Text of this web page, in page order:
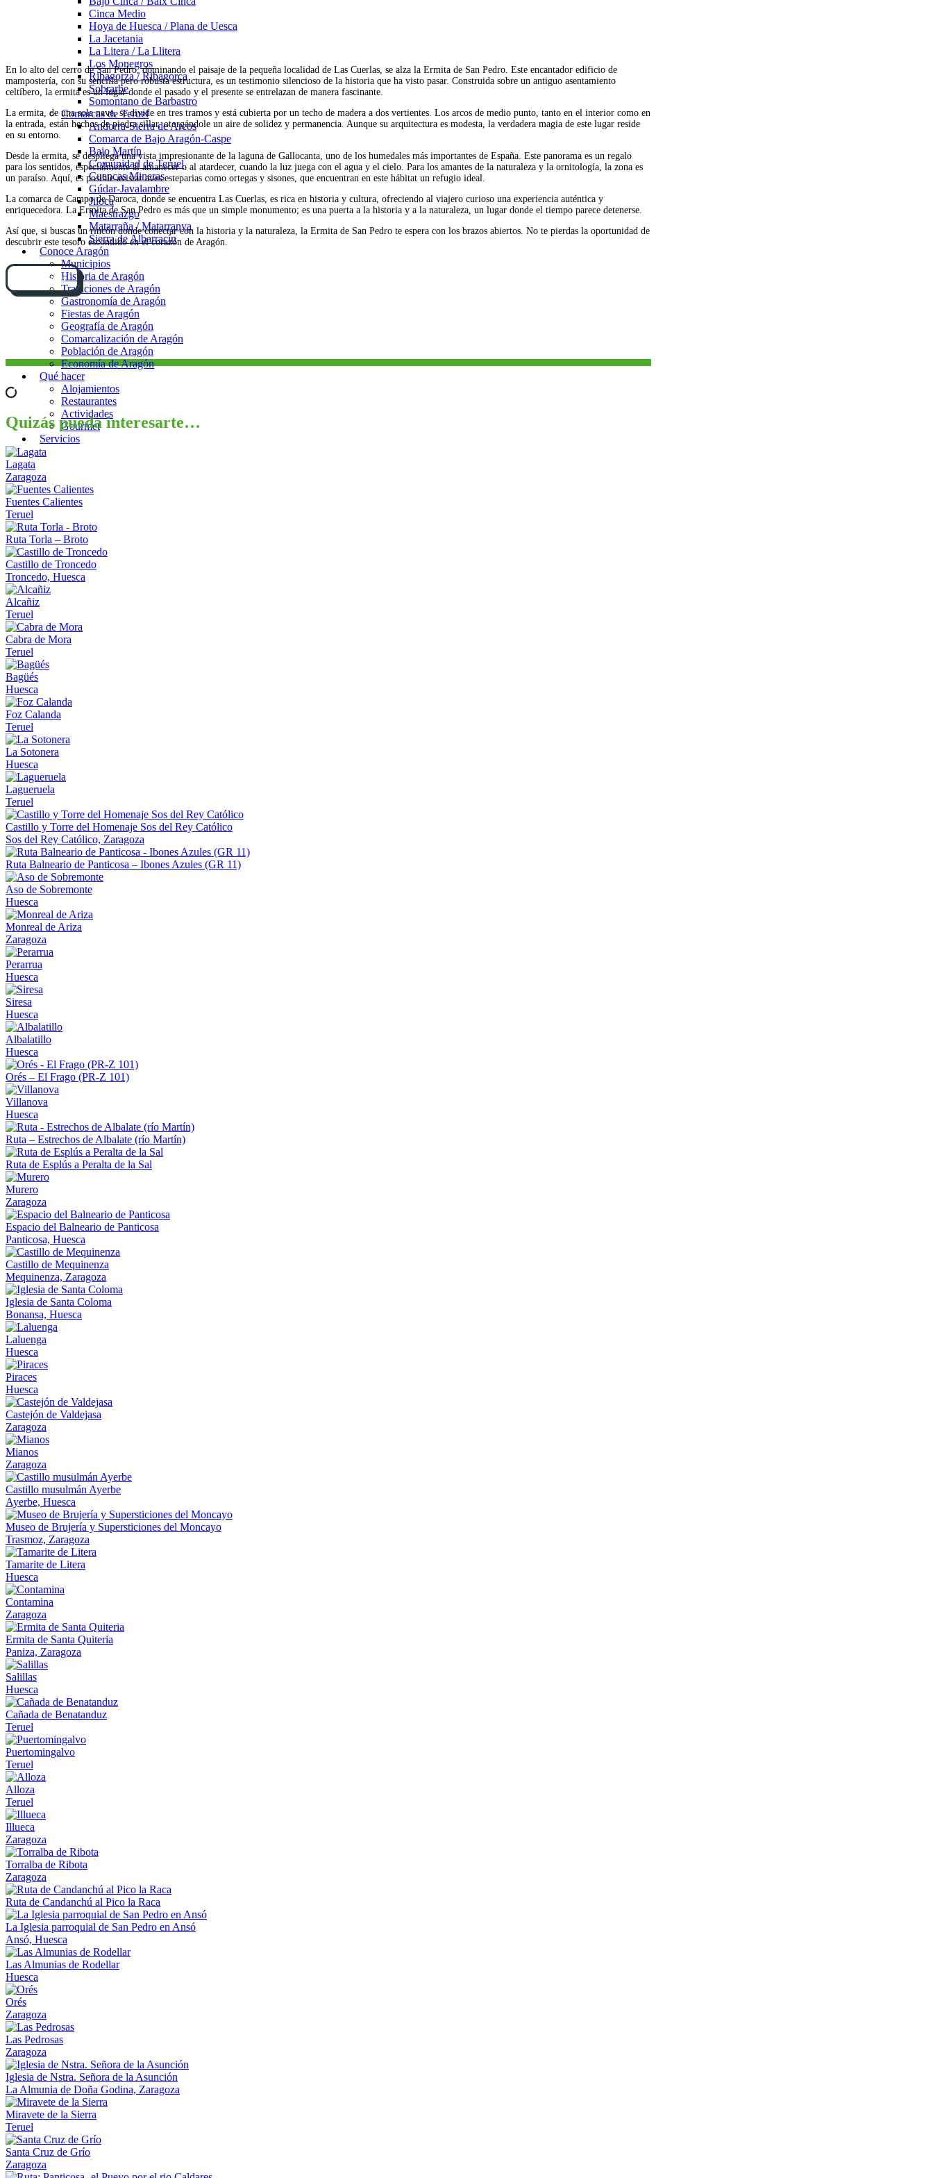
Cinca Medio
Hoya de Huesca / Plana de Uesca
La Jacetania
La Litera / La Llitera
Los Monegros
Ribagorza / Ribagorça
Sobrarbe
Somontano de Barbastro
Comarcas de Teruel
Andorra-Sierra de Arcos
Comarca de Bajo Aragón-Caspe
Bajo Martín
Comunidad de Teruel
Cuencas Mineras
Gúdar-Javalambre
Jiloca
Maestrazgo
Matarraña / Matarranya
Sierra de Albarracín
Conoce Aragón
Municipios
Historia de Aragón
Tradiciones de Aragón
Gastronomía de Aragón
Fiestas de Aragón
Geografía de Aragón
Comarcalización de Aragón
Población de Aragón
Economía de Aragón
Qué hacer
Alojamientos
Restaurantes
Actividades
Gourmet
Servicios
En lo alto del cerro de San Pedro, dominando el paisaje de la pequeña localidad de Las Cuerlas, se alza la Ermita de San Pedro. Este encantador edificio de
mampostería, con su sencilla pero robusta estructura, es un testimonio silencioso de la historia que ha visto pasar. Construida sobre un antiguo asentamiento
celtíbero, la ermita es un lugar donde el pasado y el presente se entrelazan de manera fascinante.
La ermita, de una sola nave, se divide en tres tramos y está cubierta por un techo de madera a dos vertientes. Los arcos de medio punto, tanto en el interior como en
la entrada, están hechos de piedra sillar, otorgándole un aire de solidez y permanencia. Aunque su arquitectura es modesta, la verdadera magia de este lugar reside
en su entorno.
Desde la ermita, se despliega una vista impresionante de la laguna de Gallocanta, uno de los humedales más importantes de España. Este panorama es un regalo
para los sentidos, especialmente al amanecer o al atardecer, cuando la luz juega con el agua y el cielo. Para los amantes de la naturaleza y la ornitología, la zona es
un paraíso. Aquí, es posible avistar aves esteparias como ortegas y sisones, que encuentran en este hábitat un refugio ideal.
La comarca de Campo de Daroca, donde se encuentra Las Cuerlas, es rica en historia y cultura, ofreciendo al viajero curioso una experiencia auténtica y
enriquecedora. La Ermita de San Pedro es más que un simple monumento; es una puerta a la historia y a la naturaleza, un lugar donde el tiempo parece detenerse.
Así que, si buscas un rincón donde conectar con la historia y la naturaleza, la Ermita de San Pedro te espera con los brazos abiertos. No te pierdas la oportunidad de
descubrir este tesoro escondido en el corazón de Aragón.
Cómo llegar
Quizás pueda interesarte…
Lagata
Zaragoza
Fuentes Calientes
Teruel
Ruta Torla – Broto
Castillo de Troncedo
Troncedo, Huesca
Alcañiz
Teruel
Cabra de Mora
Teruel
Bagüés
Huesca
Foz Calanda
Teruel
La Sotonera
Huesca
Lagueruela
Teruel
Castillo y Torre del Homenaje Sos del Rey Católico
Sos del Rey Católico, Zaragoza
Ruta Balneario de Panticosa – Ibones Azules (GR 11)
Aso de Sobremonte
Huesca
Monreal de Ariza
Zaragoza
Perarrua
Huesca
Siresa
Huesca
Albalatillo
Huesca
Orés – El Frago (PR-Z 101)
Villanova
Huesca
Ruta – Estrechos de Albalate (río Martín)
Ruta de Esplús a Peralta de la Sal
Murero
Zaragoza
Espacio del Balneario de Panticosa
Panticosa, Huesca
Castillo de Mequinenza
Mequinenza, Zaragoza
Iglesia de Santa Coloma
Bonansa, Huesca
Laluenga
Huesca
Piraces
Huesca
Castejón de Valdejasa
Zaragoza
Mianos
Zaragoza
Castillo musulmán Ayerbe
Ayerbe, Huesca
Museo de Brujería y Supersticiones del Moncayo
Trasmoz, Zaragoza
Tamarite de Litera
Huesca
Contamina
Zaragoza
Ermita de Santa Quiteria
Paniza, Zaragoza
Salillas
Huesca
Cañada de Benatanduz
Teruel
Puertomingalvo
Teruel
Alloza
Teruel
Illueca
Zaragoza
Torralba de Ribota
Zaragoza
Ruta de Candanchú al Pico la Raca
La Iglesia parroquial de San Pedro en Ansó
Ansó, Huesca
Las Almunias de Rodellar
Huesca
Orés
Zaragoza
Las Pedrosas
Zaragoza
Iglesia de Nstra. Señora de la Asunción
La Almunia de Doña Godina, Zaragoza
Miravete de la Sierra
Teruel
Santa Cruz de Grío
Zaragoza